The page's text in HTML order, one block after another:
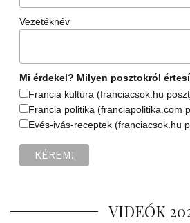
Vezetéknév
Mi érdekel? Milyen posztokról
Francia kultúra (franciacsok.hu
Francia politika (franciapolitika.com
Evés-ivás-receptek (franciacsok.hu
VIDEÓK